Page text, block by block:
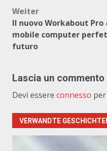
Weiter
Il nuovo Workabout
mobile computer
futuro
Lascia un commento
Devi essere connesso
VERWANDTE